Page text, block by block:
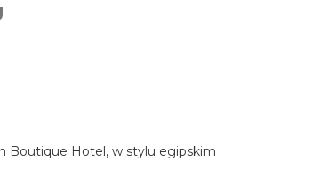
Boutique Hotel, w stylu egipskim